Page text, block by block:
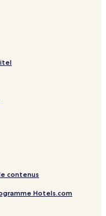
contenus
Hotels.com